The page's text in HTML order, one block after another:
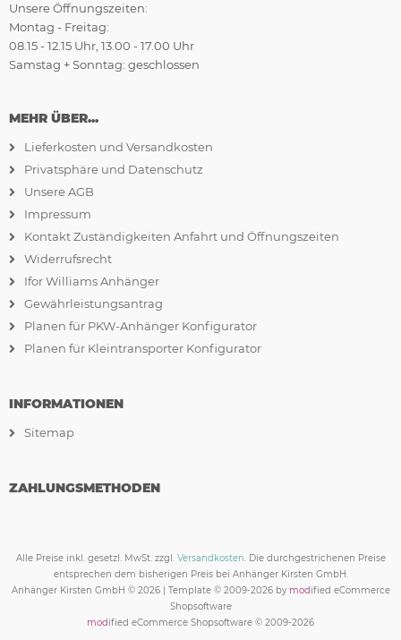
Unsere Öffnungszeiten:
Montag - Freitag:
08.15 - 12.15 Uhr, 13.00 - 17.00 Uhr
Samstag + Sonntag: geschlossen
MEHR ÜBER...
Lieferkosten und Versandkosten
Privatsphäre und Datenschutz
Unsere AGB
Impressum
Kontakt Zuständigkeiten Anfahrt und Öffnungszeiten
Widerrufsrecht
Ifor Williams Anhänger
Gewährleistungsantrag
Planen für PKW-Anhänger Konfigurator
Planen für Kleintransporter Konfigurator
INFORMATIONEN
Sitemap
ZAHLUNGSMETHODEN
Alle Preise inkl. gesetzl. MwSt. zzgl. Versandkosten. Die durchgestrichenen Preise
entsprechen dem bisherigen Preis bei Anhänger Kirsten GmbH.
Anhänger Kirsten GmbH © 2026 | Template © 2009-2026 by mod ified eCommerce
Shopsoftware
mod ified eCommerce Shopsoftware © 2009-2026